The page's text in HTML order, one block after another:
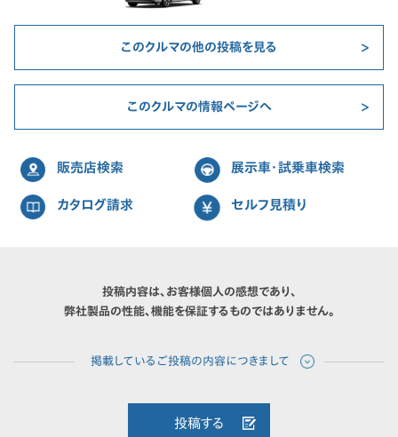
このクルマの他の投稿を見る
このクルマの情報ページへ
販売店検索 展示車・試乗車検索
カタログ請求 セルフ見積り
投稿内容は、お客様個人の感想であり、
弊社製品の性能、機能を保証するものではありません。
投稿する